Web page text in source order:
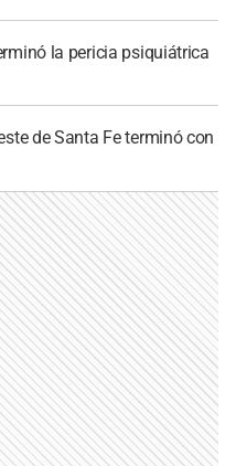
la pericia psiquiátrica
de Santa Fe terminó con